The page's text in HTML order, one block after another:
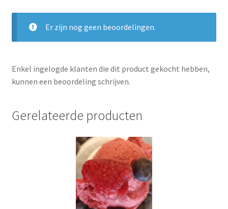
Er zijn nog geen beoordelingen.
Enkel ingelogde klanten die dit product gekocht hebben,
kunnen een beoordeling schrijven.
Gerelateerde producten